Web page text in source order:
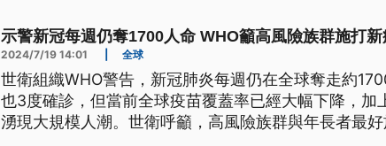
示警新冠每週仍奪1700人命 WHO籲高風險族群施打新
2024/7/19 14:01 全球
世衛組織WHO警告，新冠肺炎每週仍在全球奪走約
也3度確診，但當前全球疫苗覆蓋率已經大幅下降，加
湧現大規模人潮。世衛呼籲，高風險族群與年長者最好